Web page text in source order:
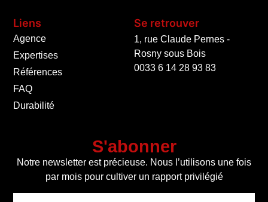
Liens
Agence
Expertises
Références
FAQ
Durabilité
Se retrouver
1, rue Claude Pernes -
Rosny sous Bois
0033 6 14 28 93 83
S'abonner
Notre newsletter est précieuse. Nous l’utilisons une fois
par mois pour cultiver un rapport privilégié